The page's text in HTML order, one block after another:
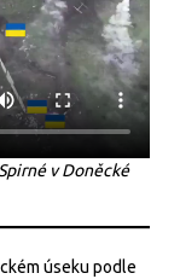
v Doněcké
úseku podle